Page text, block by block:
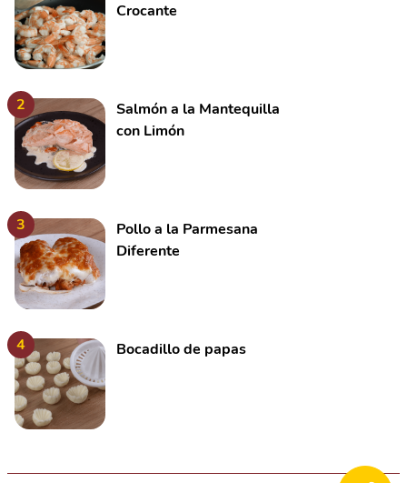
Crocante
2
Salmón a la Mantequilla
con Limón
3
Pollo a la Parmesana
Diferente
4 Bocadillo de papas